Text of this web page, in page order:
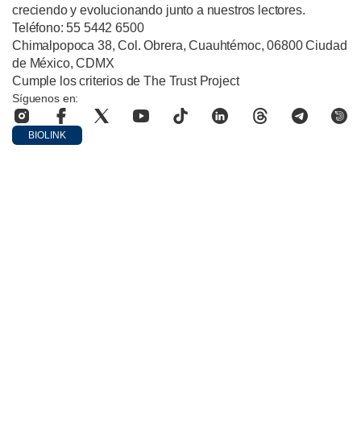
creciendo y evolucionando junto a nuestros lectores.
Teléfono: 55 5442 6500
Chimalpopoca 38, Col. Obrera, Cuauhtémoc, 06800 Ciudad
de México, CDMX
Cumple los criterios de The Trust Project
Síguenos en:
BIOLINK